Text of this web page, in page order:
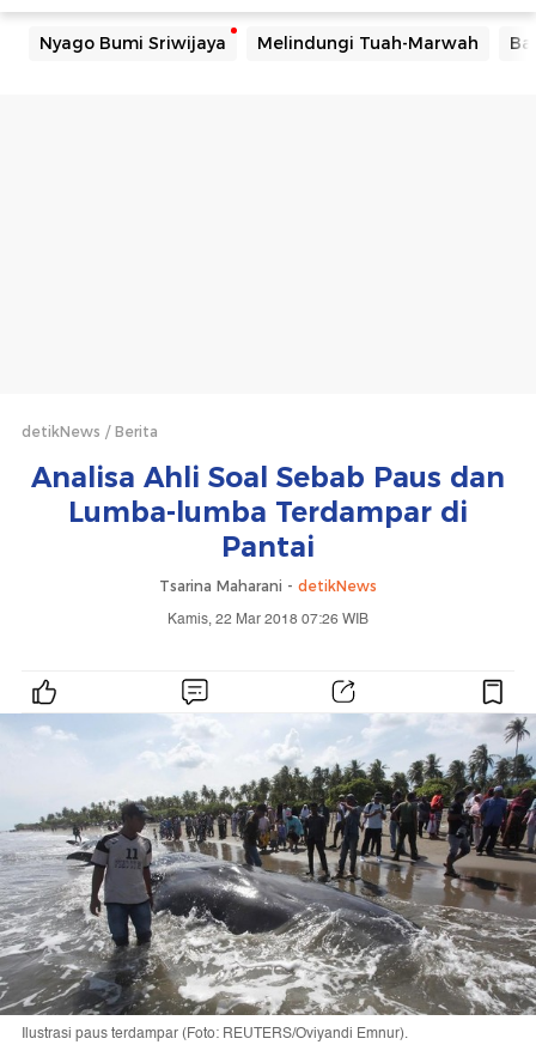
Nyago Bumi Sriwijaya Melindungi Tuah-Marwah
detikNews Berita
Analisa Ahli Soal Sebab Paus dan
Lumba-lumba Terdampar di
Pantai
Tsarina Maharani - detikNews
Kamis, 22 Mar 2018 07:26 WIB
Ilustrasi paus terdampar (Foto: REUTERS/Oviyandi Emnur).